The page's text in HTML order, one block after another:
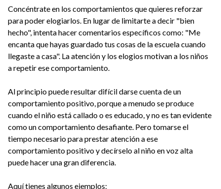
Concéntrate en los comportamientos que quieres reforzar
para poder elogiarlos. En lugar de limitarte a decir "bien
hecho", intenta hacer comentarios específicos como: "Me
encanta que hayas guardado tus cosas de la escuela cuando
llegaste a casa". La atención y los elogios motivan a los niños
a repetir ese comportamiento.
Al principio puede resultar difícil darse cuenta de un
comportamiento positivo, porque a menudo se produce
cuando el niño está callado o es educado, y no es tan evidente
como un comportamiento desafiante. Pero tomarse el
tiempo necesario para prestar atención a ese
comportamiento positivo y decírselo al niño en voz alta
puede hacer una gran diferencia.
Aquí tienes algunos ejemplos: